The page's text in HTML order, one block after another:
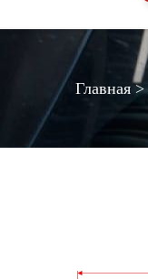
Главная>